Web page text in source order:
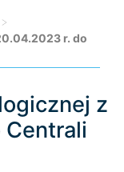
>
r. do
z